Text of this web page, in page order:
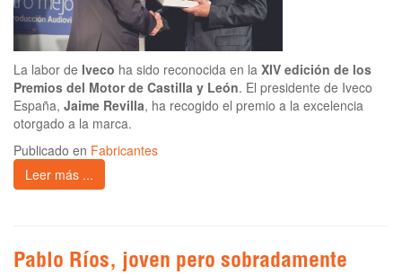
La labor de Iveco ha sido reconocida en la XIV edición de los
Premios del Motor de Castilla y León. El presidente de Iveco
España, Jaime Revilla, ha recogido el premio a la excelencia
otorgado a la marca.
Publicado en Fabricantes
Leer más ...
Pablo Ríos, joven pero sobradamente